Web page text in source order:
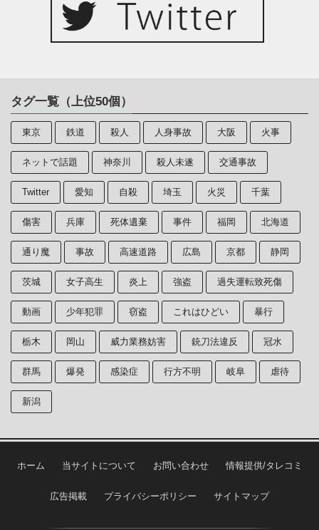
タグ一覧（上位50個）
東京 鉄道 殺人 人身事故 大阪 火事
ネットで話題 神奈川 殺人未遂 交通事故
Twitter 愛知 自殺 埼玉 火災 千葉
傷害 兵庫 死体遺棄 事件 福岡 北海道
通り魔 事故 高速道路 広島 京都 静岡
茨城 女子高生 炎上 強盗 過失運転致死傷
動画 少年犯罪 窃盗 これはひどい 暴行
栃木 岡山 威力業務妨害 銃刀法違反 冠水
群馬 爆発 感染症 行方不明 岐阜 虐待
新潟
ホーム 当サイトについて お問い合わせ 情報提供/タレコミ
広告掲載 プライバシーポリシー サイトマップ